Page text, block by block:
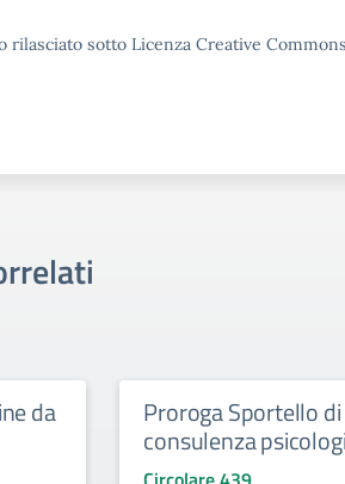
sotto Licenza Creative
da Proroga Sportello
consulenza